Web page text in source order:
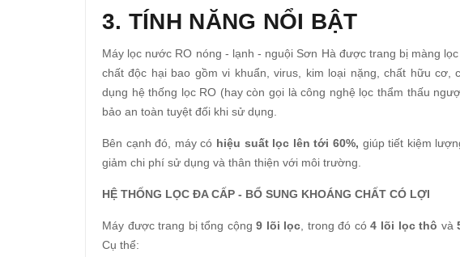
3. TÍNH NĂNG NỔI BẬT
Máy lọc nước RO nóng - lạnh - nguội Sơn Hà được trang bị màng
chất độc hại bao gồm vi khuẩn, virus, kim loại nặng, chất hữu
dụng hệ thống lọc RO (hay còn gọi là công nghệ lọc thẩm thấu
bảo an toàn tuyệt đối khi sử dụng.
Bên cạnh đó, máy có hiệu suất lọc lên tới 60%, giúp tiết kiệm
giảm chi phí sử dụng và thân thiện với môi trường.
HỆ THỐNG LỌC ĐA CẤP - BỔ SUNG KHOÁNG CHẤT CÓ LỢI
Máy được trang bị tổng cộng 9 lõi lọc , trong đó có4 lõi lọc thô và
Cụ thể: